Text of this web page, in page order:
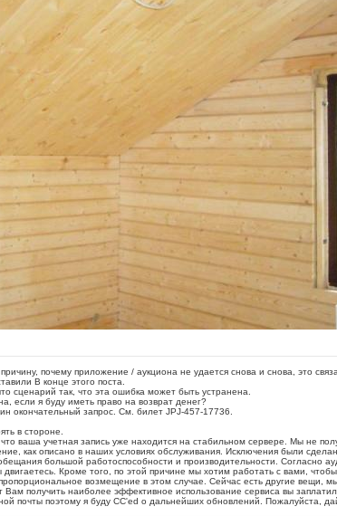
почему приложение / аукциона не удается снова и снова, это
В конце этого поста.
сценарий так, что эта ошибка может быть устранена.
если я буду иметь право на возврат денег?
окончательный запрос. См. билет JPJ-457-17736.
в стороне.
ваша учетная запись уже находится на стабильном сервере. Мы не
как описано в наших условиях обслуживания. Исключения были
большой работоспособности и производительности. Согласно
Кроме того, по этой причине мы хотим работать с вами,
возмещение в этом случае. Сейчас есть другие
Вам получить наиболее эффективное использование сервиса вы
почты поэтому я буду CC'ed о дальнейших обновлений. Пожалуйста,